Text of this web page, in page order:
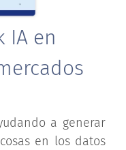
IA en
a generar
en los datos